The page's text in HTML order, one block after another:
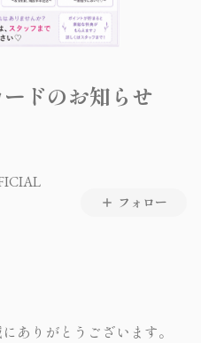
ドのお知らせ
フォロー
ありがとうございます。